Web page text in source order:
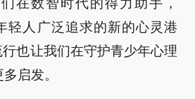
在数智时代的得力助手，
轻人广泛追求的新的心灵港
也让我们在守护青少年心理
启发。